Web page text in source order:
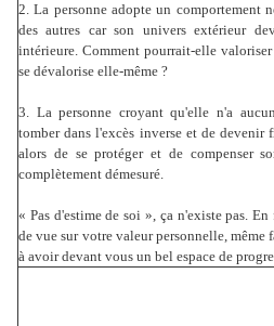
2. La personne adopte un comportement
des autres car son univers extérieur
intérieure. Comment pourrait-elle
se dévalorise elle-même ?
3. La personne croyant qu'elle n'a
tomber dans l'excès inverse et de devenir
alors de se protéger et de compenser
complètement démesuré.
« Pas d'estime de soi », ça n'existe pas.
de vue sur votre valeur personnelle, même
à avoir devant vous un bel espace de